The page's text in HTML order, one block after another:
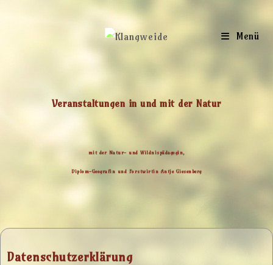
Menü
Veranstaltungen in und mit der Natur
mit der Natur- und Wildnispädagogin,
Diplom-Geografin und Forstwirtin Antje Giesenberg
Datenschutz­erklärung